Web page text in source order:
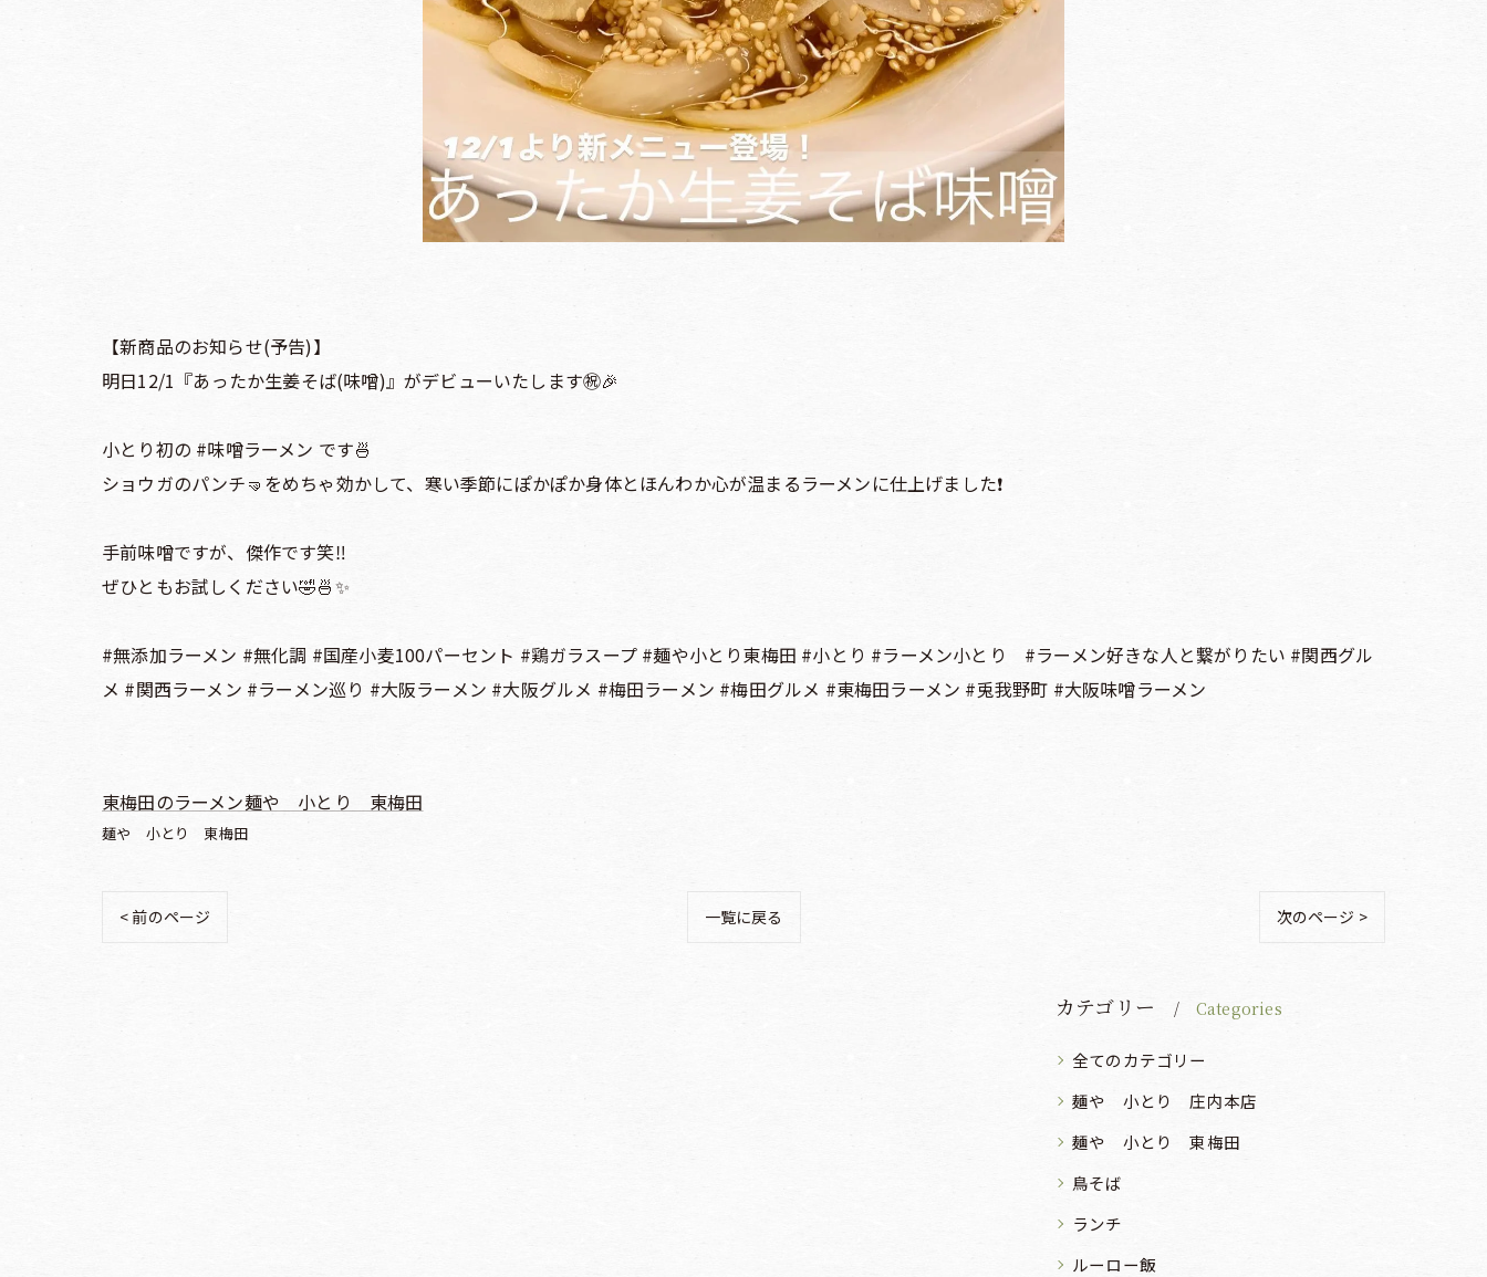
【新商品のお知らせ(予告)】
明日12/1『あったか生姜そば(味噌)』がデビューいたします㊗️🎉
小とり初の #味噌ラーメン です🍜
ショウガのパンチ🤜をめちゃ効かして、寒い季節にぽかぽか身体とほんわか心が温まるラーメンに仕上げました❗️
手前味噌ですが、傑作です笑‼️
ぜひともお試しください🤣🍜✨
#無添加ラーメン #無化調 #国産小麦100パーセント #鶏ガラスープ #麺や小とり東梅田 #小とり #ラーメン小とり #ラーメン好きな人と繋がりたい #関西グル
メ #関西ラーメン #ラーメン巡り #大阪ラーメン #大阪グルメ #梅田ラーメン #梅田グルメ #東梅田ラーメン #兎我野町 #大阪味噌ラーメン
東梅田のラーメン麺や 小とり 東梅田
麺や 小とり 東梅田
< 前のページ 一覧に戻る 次のページ >
カテゴリー Categories
全てのカテゴリー
麺や 小とり 庄内本店
麺や 小とり 東梅田
鳥そば
ランチ
ルーロー飯